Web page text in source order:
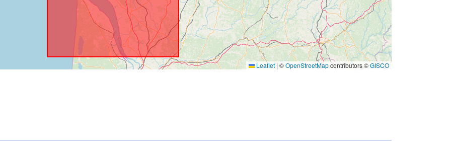
Leaflet | ©OpenStreetMapcontributors ©GISCO